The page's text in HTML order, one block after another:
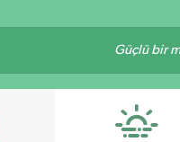
Güçlü bir